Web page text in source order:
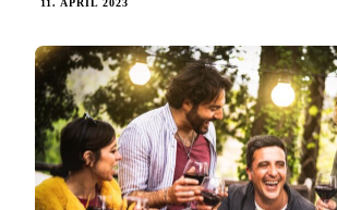
11. APRIL 2023